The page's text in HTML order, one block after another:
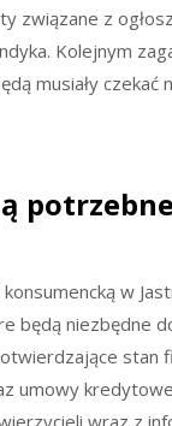
związane z
Kolejnym
musiały
konsumencką w
będą niezbędne
stan
umowy
wraz z